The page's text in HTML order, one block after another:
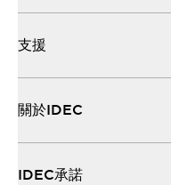
支援
關於IDEC
IDEC承諾